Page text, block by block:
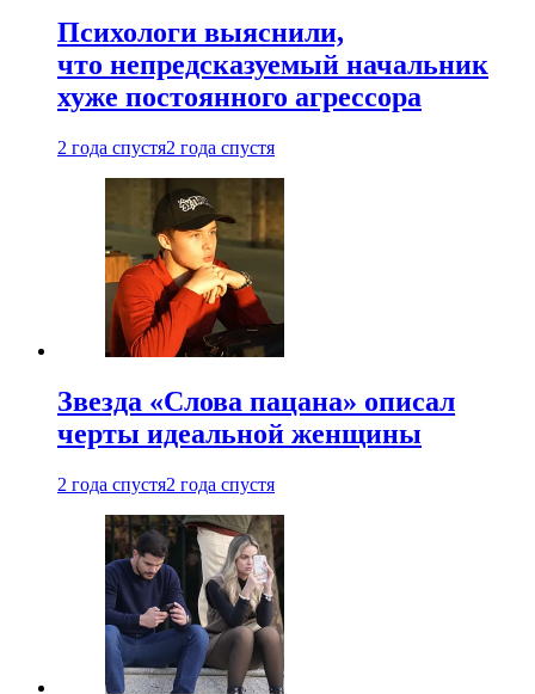
Психологи выяснили,
что непредсказуемый начальник
хуже постоянного агрессора
2 года спустя2 года спустя
Звезда «Слова пацана» описал
черты идеальной женщины
2 года спустя2 года спустя